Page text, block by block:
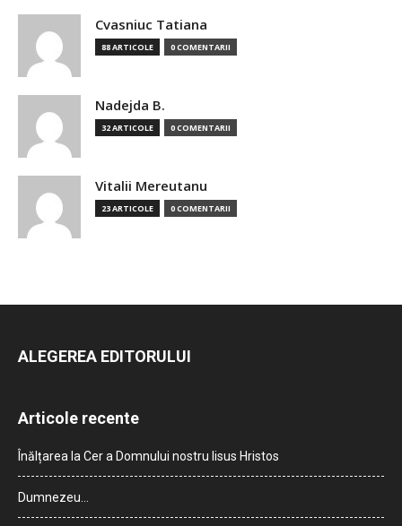
Cvasniuc Tatiana
88 ARTICOLE 0 COMENTARII
Nadejda B.
32 ARTICOLE 0 COMENTARII
Vitalii Mereutanu
23 ARTICOLE 0 COMENTARII
ALEGEREA EDITORULUI
Articole recente
Înălțarea la Cer a Domnului nostru Iisus Hristos
Dumnezeu…